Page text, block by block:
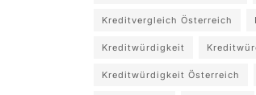
Kreditvergleich Österreich
Kreditwürdigkeit
Kreditwürdigkeit Österreich